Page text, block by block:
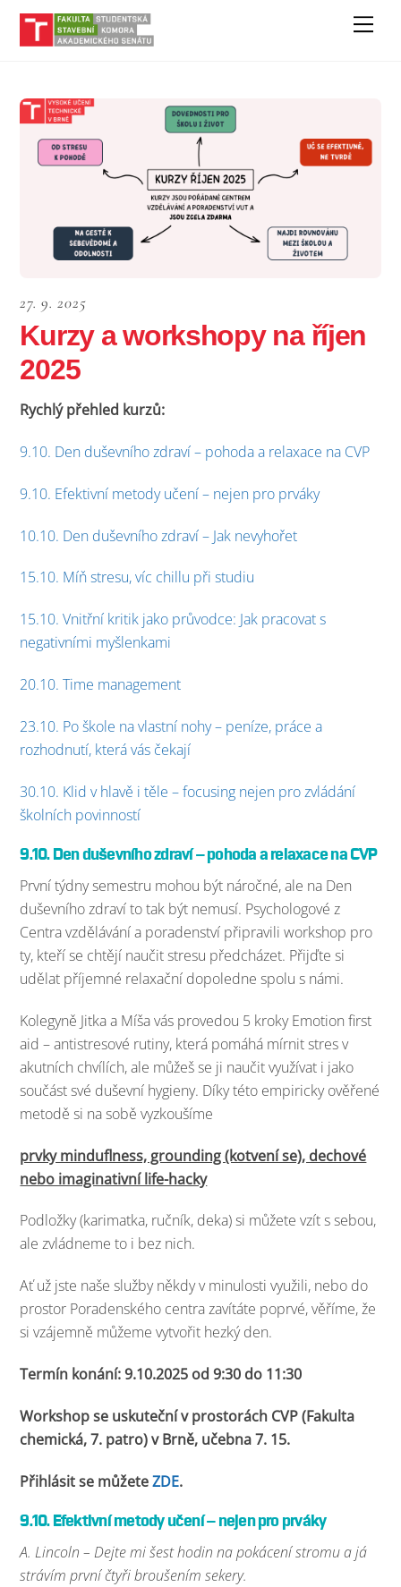
Skip
27. 9. 2025
Kurzy a workshopy na říjen
2025
Rychlý přehled kurzů:
9.10. Den duševního zdraví – pohoda a relaxace na CVP
9.10. Efektivní metody učení – nejen pro prváky
10.10. Den duševního zdraví – Jak nevyhořet
15.10. Míň stresu, víc chillu při studiu
15.10. Vnitřní kritik jako průvodce: Jak pracovat s
negativními myšlenkami
20.10. Time management
23.10. Po škole na vlastní nohy – peníze, práce a
rozhodnutí, která vás čekají
30.10. Klid v hlavě i těle – focusing nejen pro zvládání
školních povinností
9.10. Den duševního zdraví – pohoda a relaxace na CVP
První týdny semestru mohou být náročné, ale na Den
duševního zdraví to tak být nemusí. Psychologové z
Centra vzdělávání a poradenství připravili workshop pro
ty, kteří se chtějí naučit stresu předcházet. Přijďte si
udělat příjemné relaxační dopoledne spolu s námi.
Kolegyně Jitka a Míša vás provedou 5 kroky Emotion first
aid – antistresové rutiny, která pomáhá mírnit stres v
akutních chvílích, ale můžeš se ji naučit využívat i jako
součást své duševní hygieny. Díky této empiricky ověřené
metodě si na sobě vyzkoušíme
prvky minduflness, grounding (kotvení se), dechové
nebo imaginativní life-hacky
Podložky (karimatka, ručník, deka) si můžete vzít s sebou,
ale zvládneme to i bez nich.
Ať už jste naše služby někdy v minulosti využili, nebo do
prostor Poradenského centra zavítáte poprvé, věříme, že
si vzájemně můžeme vytvořit hezký den.
Termín konání: 9.10.2025 od 9:30 do 11:30
Workshop se uskuteční v prostorách CVP(Fakulta
chemická, 7. patro)v Brně, učebna 7. 15.
Přihlásit se můžeteZDE.
9.10. Efektivní metody učení – nejen pro prváky
A. Lincoln – Dejte mi šest hodin na pokácení stromu a já
strávím první čtyři broušením sekery.